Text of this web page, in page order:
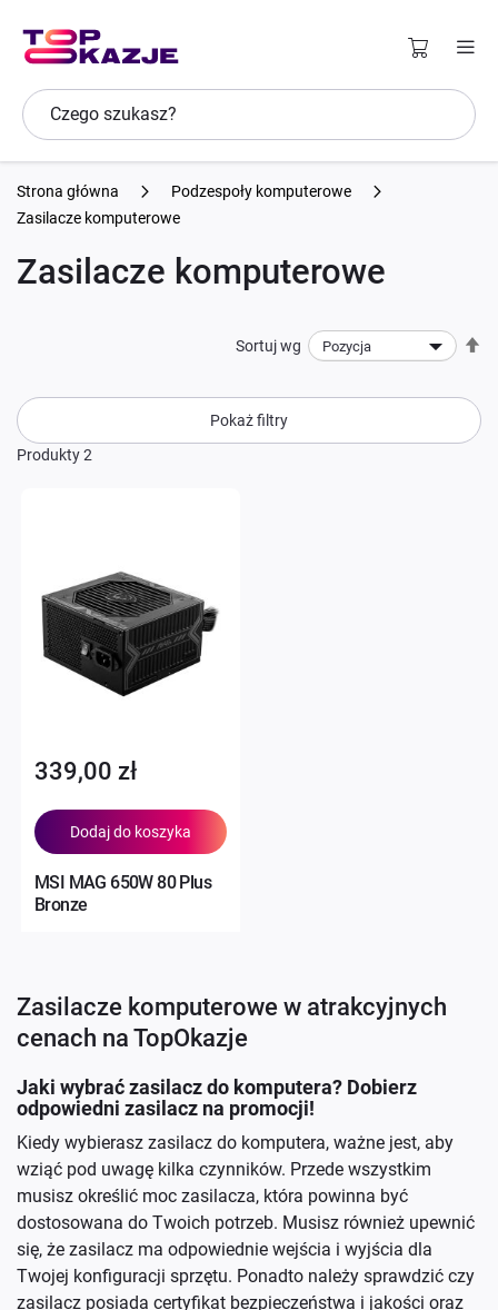
Strona główna
Podzespoły komputerowe
Zasilacze komputerowe
Zasilacze komputerowe
Produkty2
Sortuj wg
MSI MAG 650W 80 Plus
Bronze
339,00 zł
Dodaj do koszyka
Zasilacze komputerowe w atrakcyjnych
cenach na TopOkazje
Jaki wybrać zasilacz do komputera? Dobierz
odpowiedni zasilacz na promocji!
Kiedy wybierasz zasilacz do komputera, ważne jest, aby
wziąć pod uwagę kilka czynników. Przede wszystkim
musisz określić moc zasilacza, która powinna być
dostosowana do Twoich potrzeb. Musisz również upewnić
się, że zasilacz ma odpowiednie wejścia i wyjścia dla
Twojej konfiguracji sprzętu. Ponadto należy sprawdzić czy
zasilacz posiada certyfikat bezpieczeństwa i jakości oraz
Pokaż filtry